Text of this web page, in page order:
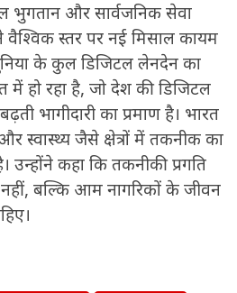
भुगतान और सार्वजनिक सेवा
वैश्विक स्तर पर नई मिसाल कायम
के कुल डिजिटल लेनदेन का
हो रहा है, जो देश की डिजिटल
भागीदारी का प्रमाण है। भारत
स्वास्थ्य जैसे क्षेत्रों में तकनीक का
उन्होंने कहा कि तकनीकी प्रगति
बल्कि आम नागरिकों के जीवन